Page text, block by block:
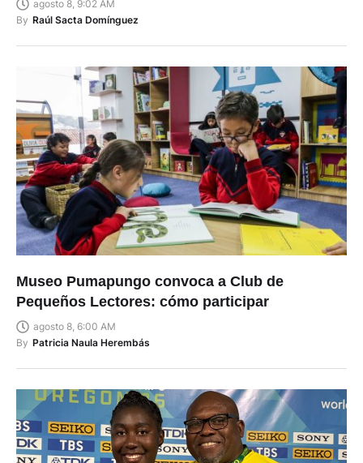
agosto 8, 9:02 AM
By Raúl Sacta Domínguez
Museo Pumapungo convoca a Club de
Pequeños Lectores: cómo participar
agosto 8, 6:00 AM
By Patricia Naula Herembás